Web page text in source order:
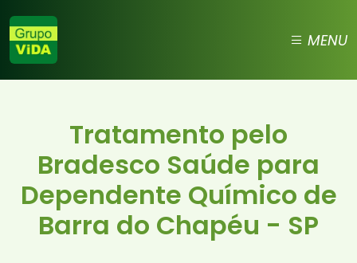
MENU
Tratamento pelo
Bradesco Saúde para
Dependente Químico de
Barra do Chapéu - SP